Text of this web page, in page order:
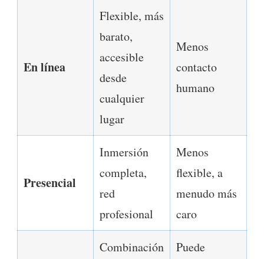
En línea
Flexible, más
barato,
accesible
desde
cualquier
lugar
Menos
contacto
humano
Presencial
Inmersión
completa,
red
profesional
Menos
flexible, a
menudo más
caro
Combinación
Puede